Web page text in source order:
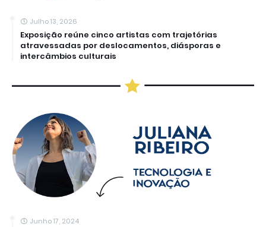
Julho 13, 2026
Exposição reúne cinco artistas com trajetórias
atravessadas por deslocamentos, diásporas e
intercâmbios culturais
Junho 17, 2024